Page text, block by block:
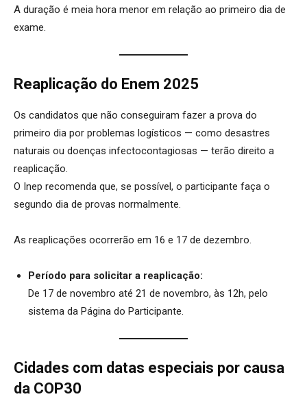
A duração é meia hora menor em relação ao primeiro dia de
exame.
Reaplicação do Enem 2025
Os candidatos que não conseguiram fazer a prova do
primeiro dia por problemas logísticos — como desastres
naturais ou doenças infectocontagiosas — terão direito a
reaplicação.
O Inep recomenda que, se possível, o participante faça o
segundo dia de provas normalmente.
As reaplicações ocorrerão em 16 e 17 de dezembro.
Período para solicitar a reaplicação:
De 17 de novembro até 21 de novembro, às 12h, pelo
sistema da Página do Participante.
Cidades com datas especiais por causa
da COP30